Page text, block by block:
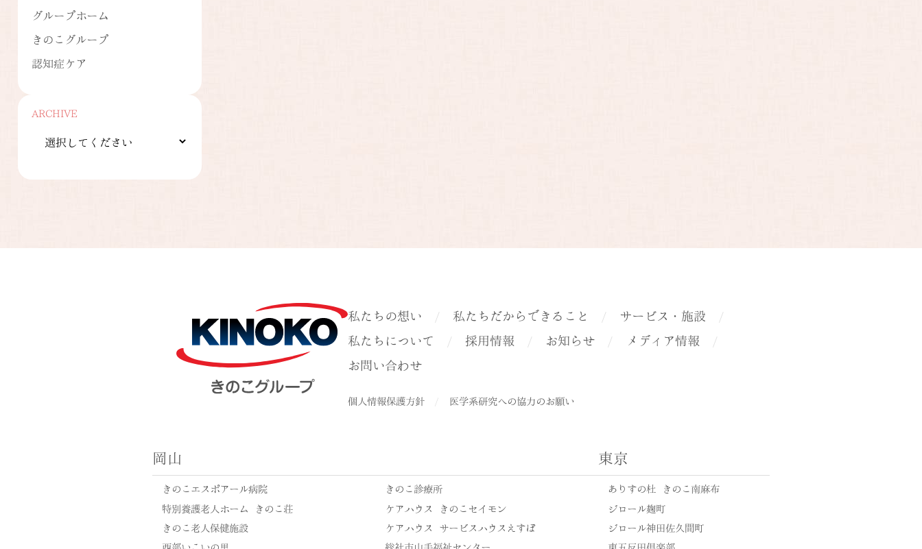
グループホーム
きのこグループ
認知症ケア
ARCHIVE
私たちの想い 私たちだからできること
サービス・施設
私たちについて
採用情報 お知らせ
メディア情報
お問い合わせ
個人情報保護方針 医学系研究への協力のお願い
岡山
きのこエスポアール病院
きのこ診療所
特別養護老人ホーム きのこ荘
ケアハウス きのこセイモン
きのこ老人保健施設
ケアハウス サービスハウスえすぽ
西部いこいの里
総社市山手福祉センター
東京
ありすの杜 きのこ南麻布
ジロール麹町
ジロール神田佐久間町
東五反田倶楽部